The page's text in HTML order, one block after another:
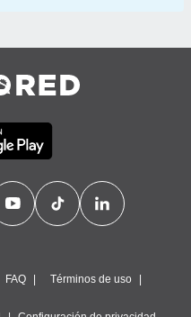
FAQ Términos de uso